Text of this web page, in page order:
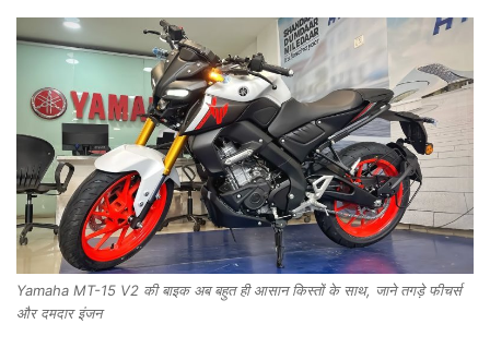
Yamaha MT-15 V2 की बाइक अब बहुत ही आसान किस्तों के साथ, जाने तगड़े फीचर्स
और दमदार इंजन